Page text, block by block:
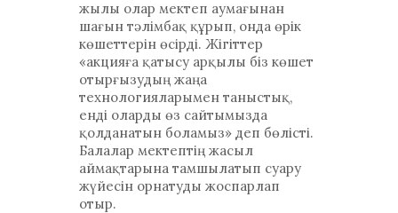
жылы олар мектеп аумағынан
шағын тәлімбақ құрып, онда өрік
көшеттерін өсірді. Жігіттер
«акцияға қатысу арқылы біз көшет
отырғызудың жаңа
технологияларымен таныстық,
енді оларды өз сайтымызда
қолданатын боламыз» деп бөлісті.
Балалар мектептің жасыл
аймақтарына тамшылатып суару
жүйесін орнатуды жоспарлап
отыр.